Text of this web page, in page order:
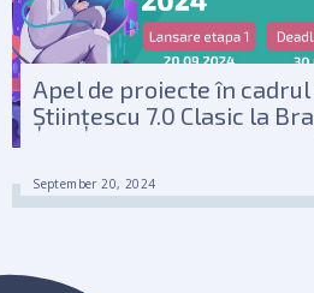
Apel de proiecte în
Științescu 7.0 Clasic la
September 20, 2024